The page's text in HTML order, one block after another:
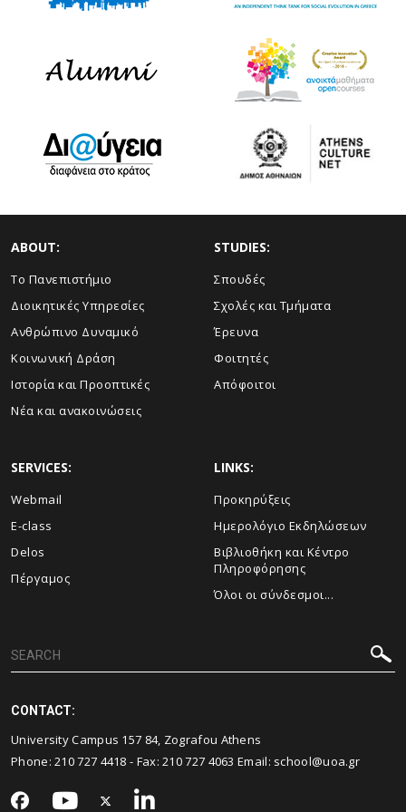
ABOUT:
Το Πανεπιστήμιο
Διοικητικές Υπηρεσίες
Ανθρώπινο Δυναμικό
Κοινωνική Δράση
Ιστορία και Προοπτικές
Νέα και ανακοινώσεις
STUDIES:
Σπουδές
Σχολές και Τμήματα
Έρευνα
Φοιτητές
Απόφοιτοι
SERVICES:
Webmail
E-class
Delos
Πέργαμος
LINKS:
Προκηρύξεις
Ημερολόγιο Εκδηλώσεων
Βιβλιοθήκη και Κέντρο
Πληροφόρησης
Όλοι οι σύνδεσμοι...
CONTACT:
University Campus 157 84, Zografou Athens
Phone:210 727 4418 - Fax:210 727 4063 Email: school@uoa.gr